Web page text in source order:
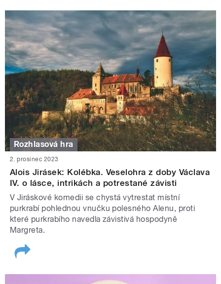
Rozhlasová hra
2. prosinec 2023
Alois Jirásek: Kolébka. Veselohra z doby Václava
IV. o lásce, intrikách a potrestané závisti
V Jiráskové komedii se chystá vytrestat místní
purkrabí pohlednou vnučku polesného Alenu, proti
které purkrabího navedla závistivá hospodyně
Margreta.